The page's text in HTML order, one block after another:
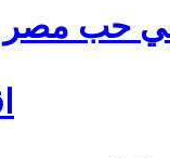
مصر حلقه